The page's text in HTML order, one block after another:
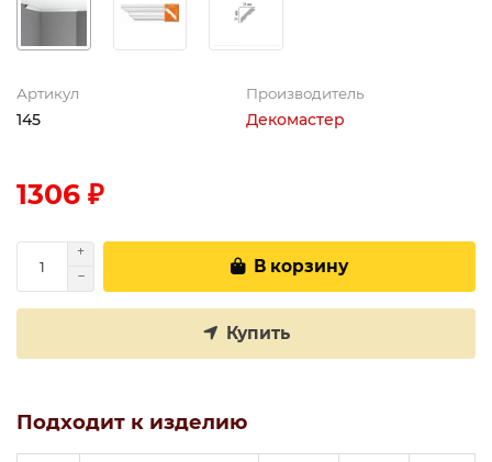
Артикул
145
Производитель
Декомастер
1306 ₽
В корзину
Купить
Подходит к изделию